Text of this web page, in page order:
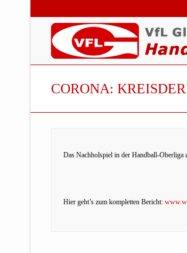
CORONA:
Das Nachholspiel in der Handball-Oberliga
Hier geht’s zum kompletten Bericht: